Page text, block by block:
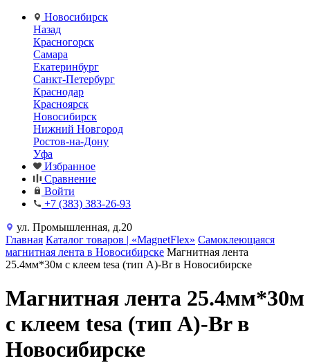
Новосибирск
Назад
Красногорск
Самара
Екатеринбург
Санкт-Петербург
Краснодар
Красноярск
Новосибирск
Нижний Новгород
Ростов-на-Дону
Уфа
Избранное
Сравнение
Войти
+7 (383) 383-26-93
ул. Промышленная, д.20
Главная Каталог товаров | «MagnetFlex» Самоклеющаяся
магнитная лента в Новосибирске Магнитная лента
25.4мм*30м с клеем tesa (тип A)-Br в Новосибирске
Магнитная лента 25.4мм*30м
с клеем tesa (тип A)-Br в
Новосибирске